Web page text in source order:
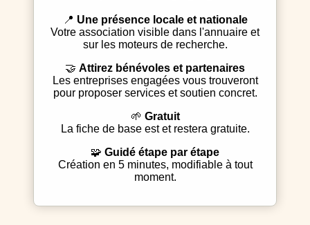
Une présence locale et nationale
Votre association visible dans l'annuaire et
sur les moteurs de recherche.
Attirez bénévoles et partenaires
Les entreprises engagées vous trouveront
pour proposer services et soutien concret.
Gratuit
La fiche de base est et restera gratuite.
Guidé étape par étape
Création en 5 minutes, modifiable à tout
moment.